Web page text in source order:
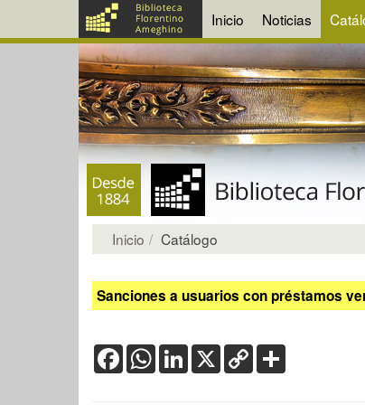
Inicio Noticias
Inicio Catálogo
Sanciones a usuarios con préstamos
FacebookWhatsApp
LinkedIn
X Copy
Link